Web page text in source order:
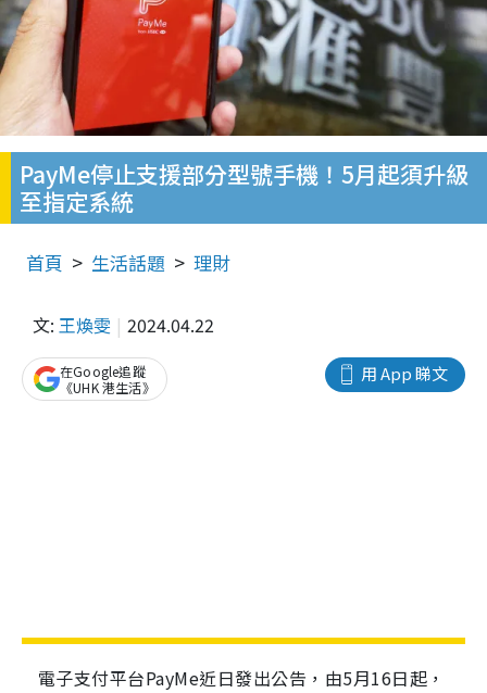
PayMe停止支援部分型號手機！5月起須升級
至指定系統
首頁 生活話題 理財
文: 王煥雯 2024.04.22
用 App 睇文
在Google追蹤
《UHK 港生活》
電子支付平台PayMe近日發出公告，由5月16日起，